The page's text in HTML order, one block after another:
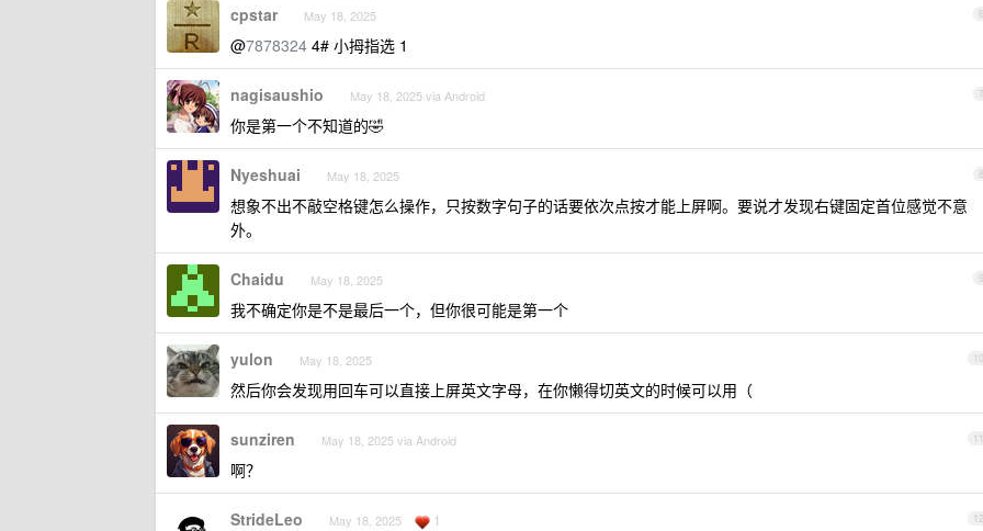
6
cpstar May 18, 2025
@7878324 4# 小拇指选 1
7
nagisaushio May 18, 2025 via Android
你是第一个不知道的🤣
8
Nyeshuai May 18, 2025
想象不出不敲空格键怎么操作，只按数字句子的话要依次点按才能上屏啊。要说才发现右键固定首位感觉不意
外。
9
Chaidu May 18, 2025
我不确定你是不是最后一个，但你很可能是第一个
10
yulon May 18, 2025
然后你会发现用回车可以直接上屏英文字母，在你懒得切英文的时候可以用（
11
sunziren May 18, 2025 via Android
啊？
12
StrideLeo May 18, 2025 1